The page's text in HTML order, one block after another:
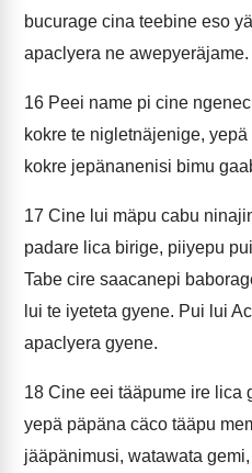
bucurage cina teebine eso
apaclyera ne awepyeräjame.
16 Peei name pi cine
kokre te nigletnäjenige,
kokre jepänanenisi bimu
17 Cine lui mäpu cabu
padare lica birige, piiyepu
Tabe cire saacanepi
lui te iyeteta gyene. Pui lui
apaclyera gyene.
18 Cine eei tääpume ire lica
yepä päpäna cäco tääpu
jääpänimusi, watawata